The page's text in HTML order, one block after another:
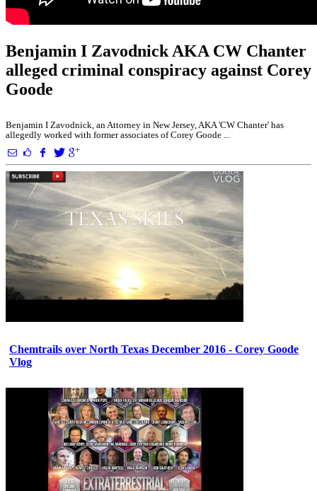
Benjamin I Zavodnick AKA CW Chanter
alleged criminal conspiracy against Corey
Goode
Benjamin I Zavodnick, an Attorney in New Jersey, AKA 'CW Chanter' has
allegedly worked with former associates of Corey Goode ...
Chemtrails over North Texas December 2016 - Corey Goode
Vlog